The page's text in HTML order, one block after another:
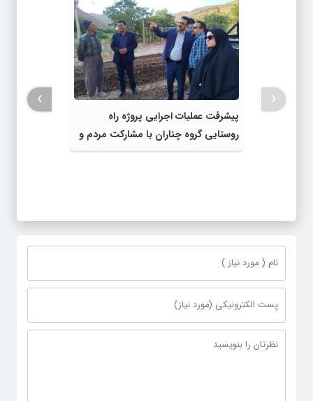
پیشرفت عملیات اجرایی پروژه راه
روستایی گروه چناران با مشارکت مردم و
اعتبارات دولتی
‹
›